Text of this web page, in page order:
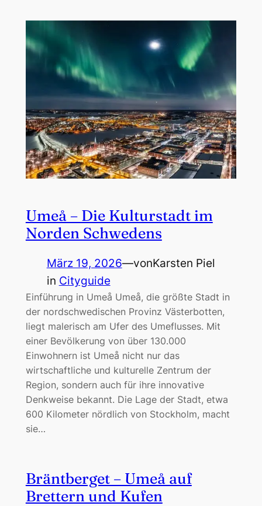
Umeå – Die Kulturstadt im
Norden Schwedens
März 19, 2026—vonKarsten Piel
in Cityguide
Einführung in Umeå Umeå, die größte Stadt in
der nordschwedischen Provinz Västerbotten,
liegt malerisch am Ufer des Umeflusses. Mit
einer Bevölkerung von über 130.000
Einwohnern ist Umeå nicht nur das
wirtschaftliche und kulturelle Zentrum der
Region, sondern auch für ihre innovative
Denkweise bekannt. Die Lage der Stadt, etwa
600 Kilometer nördlich von Stockholm, macht
sie…
Bräntberget – Umeå auf
Brettern und Kufen